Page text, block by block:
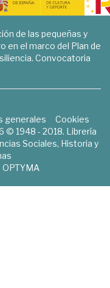
de las pequeñas y
en el marco del Plan de
Convocatoria
generales
Cookies
© 1948 - 2018. Librería
Sociales, Historia y
OPTYMA